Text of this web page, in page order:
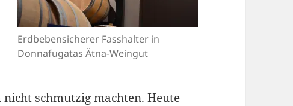
Erdbebensicherer Fasshalter in
Donnafugatas Ätna-Weingut
schmutzig machten. Heute